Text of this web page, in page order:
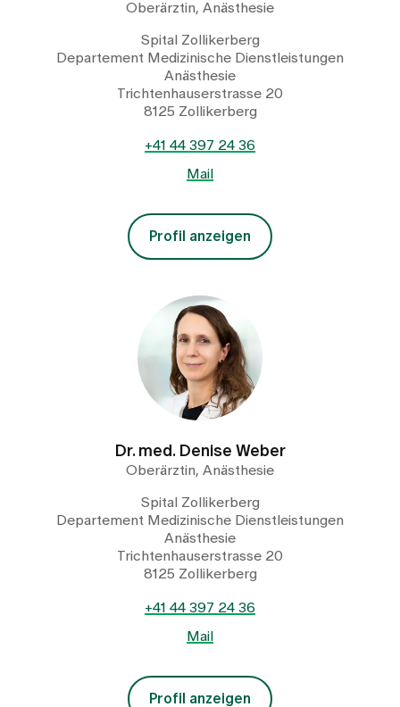
Oberärztin, Anästhesie
Spital Zollikerberg
Departement Medizinische Dienstleistungen
Anästhesie
Trichtenhauserstrasse 20
8125 Zollikerberg
+41 44 397 24 36
Mail
Profil anzeigen
Dr. med. Denise Weber
Oberärztin, Anästhesie
Spital Zollikerberg
Departement Medizinische Dienstleistungen
Anästhesie
Trichtenhauserstrasse 20
8125 Zollikerberg
+41 44 397 24 36
Mail
Profil anzeigen